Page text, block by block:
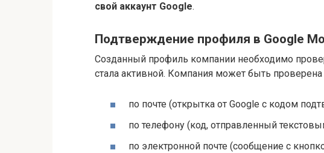
свой аккаунт Google.
Подтверждение профиля в Google
Созданный профиль компании необходимо
стала активной. Компания может быть
по почте (открытка от Google с кодом
по телефону (код, отправленный
по электронной почте (сообщение с